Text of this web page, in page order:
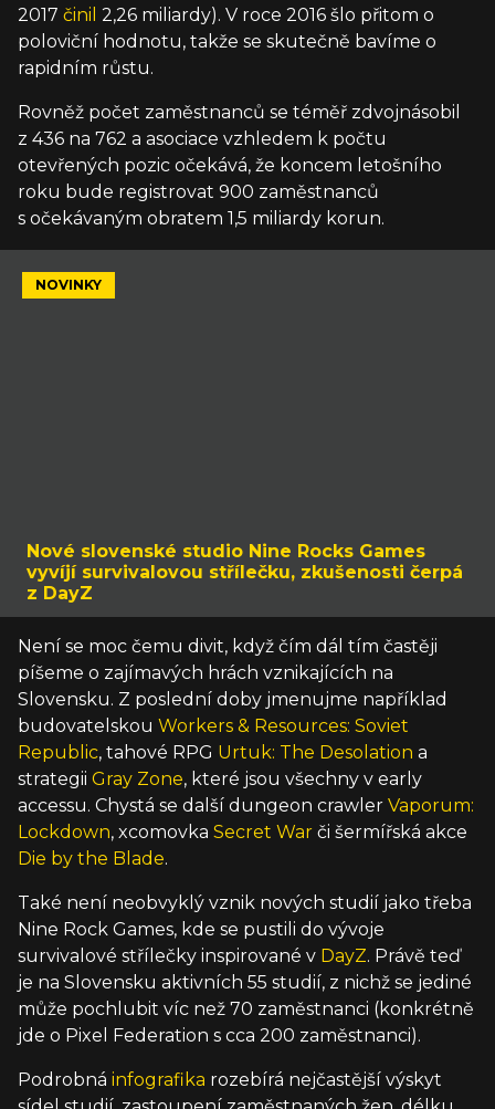
2017 činil 2,26 miliardy). V roce 2016 šlo přitom o
poloviční hodnotu, takže se skutečně bavíme o
rapidním růstu.
Rovněž počet zaměstnanců se téměř zdvojnásobil
z 436 na 762 a asociace vzhledem k počtu
otevřených pozic očekává, že koncem letošního
roku bude registrovat 900 zaměstnanců
s očekávaným obratem 1,5 miliardy korun.
NOVINKY
Nové slovenské studio Nine Rocks Games
vyvíjí survivalovou střílečku, zkušenosti čerpá
z DayZ
Není se moc čemu divit, když čím dál tím častěji
píšeme o zajímavých hrách vznikajících na
Slovensku. Z poslední doby jmenujme například
budovatelskou Workers & Resources: Soviet
Republic, tahové RPG Urtuk: The Desolation a
strategii Gray Zone, které jsou všechny v early
accessu. Chystá se další dungeon crawler Vaporum:
Lockdown, xcomovka Secret War či šermířská akce
Die by the Blade.
Také není neobvyklý vznik nových studií jako třeba
Nine Rock Games, kde se pustili do vývoje
survivalové střílečky inspirované v DayZ. Právě teď
je na Slovensku aktivních 55 studií, z nichž se jediné
může pochlubit víc než 70 zaměstnanci (konkrétně
jde o Pixel Federation s cca 200 zaměstnanci).
Podrobná infografika rozebírá nejčastější výskyt